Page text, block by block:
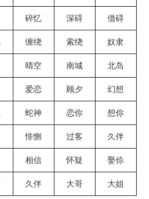
碎忆 深碍 借碍
缠绕 索绕 奴隶
晴空 南城 北岛
爱恋 顾夕 幻想
蛇神 恋你 想你
悱恻 过客 久伴
相信 怀疑 娶伱
久伴 大哥 大姐